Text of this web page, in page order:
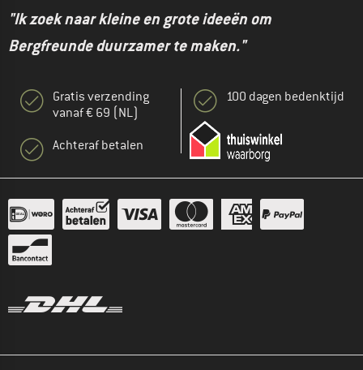
"Ik zoek naar kleine en grote ideeën om
Bergfreunde duurzamer te maken."
Gratis verzending
vanaf € 69 (NL)
Achteraf betalen
100 dagen bedenktijd